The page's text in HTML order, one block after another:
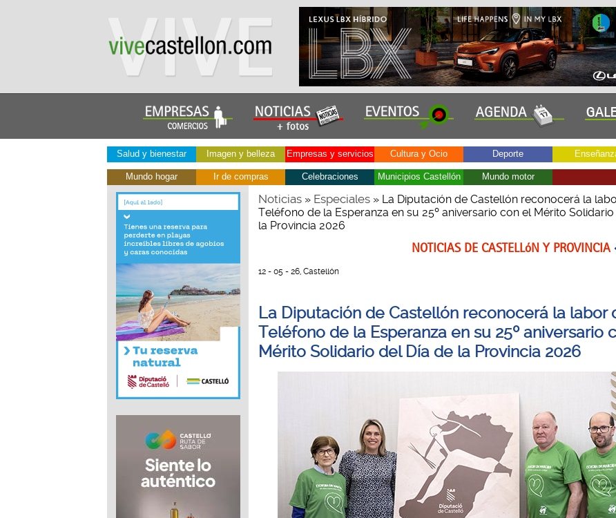
Salud y bienestar Imagen y belleza Empresas y servicios Cultura y Ocio Deporte
Mundo hogar Ir de compras Celebraciones Municipios Castellón Mundo motor
Noticias» Especiales» La Diputación de Castellón reconocerá la
Teléfono de la Esperanza en su 25º aniversario con el Mérito
la Provincia 2026
NOTICIAS DE CASTELLóN Y PROVINCIA
12 - 05 - 26, Castellón
La Diputación de Castellón reconocerá la labor
Teléfono de la Esperanza en su 25º aniversario
Mérito Solidario del Día de la Provincia 2026